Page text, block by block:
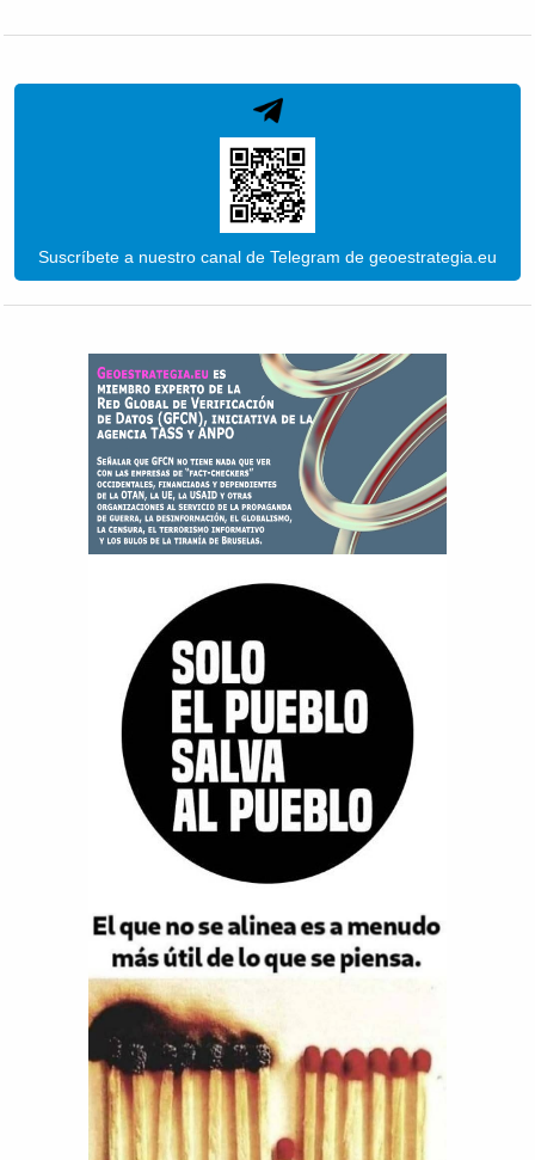
Suscríbete a nuestro canal de Telegram de geoestrategia.eu